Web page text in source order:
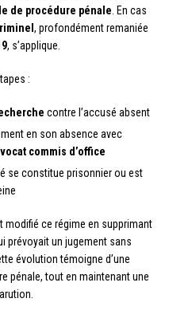
de procédure pénale . En cas
, profondément remaniée
, s’applique.
:
contre l’accusé absent
en son absence avec
commis d’office
se constitue prisonnier ou est
modifié ce régime en supprimant
prévoyait un jugement sans
évolution témoigne d’une
pénale, tout en maintenant une